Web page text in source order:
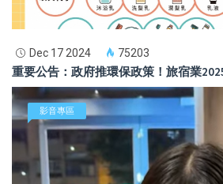
Dec 17 2024 75203
重要公告：政府推環保政策！旅宿業
影音專區